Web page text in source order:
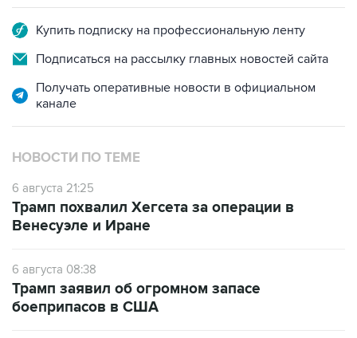
Купить подписку на профессиональную ленту
Подписаться на рассылку главных новостей сайта
Получать оперативные новости в официальном
канале
НОВОСТИ ПО ТЕМЕ
6 августа 21:25
Трамп похвалил Хегсета за операции в
Венесуэле и Иране
6 августа 08:38
Трамп заявил об огромном запасе
боеприпасов в США